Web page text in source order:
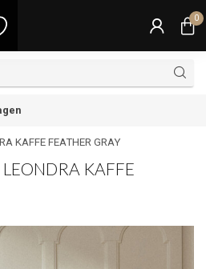
0
KAFFE FEATHER GRAY
KAFFE